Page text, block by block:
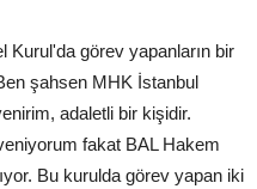
Kurul'da görev yapanların bir
şahsen MHK İstanbul
adaletli bir kişidir.
fakat BAL Hakem
Bu kurulda görev yapan iki